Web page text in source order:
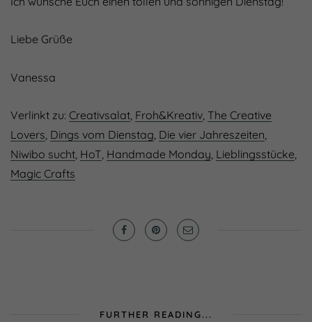
Liebe Grüße
Vanessa
Verlinkt zu: Creativsalat, Froh&Kreativ, The Creative
Lovers, Dings vom Dienstag, Die vier Jahreszeiten,
Niwibo sucht, HoT, Handmade Monday, Lieblingsstücke,
Magic Crafts
FURTHER READING...